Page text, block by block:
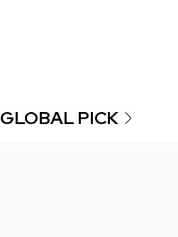
GLOBAL PICK